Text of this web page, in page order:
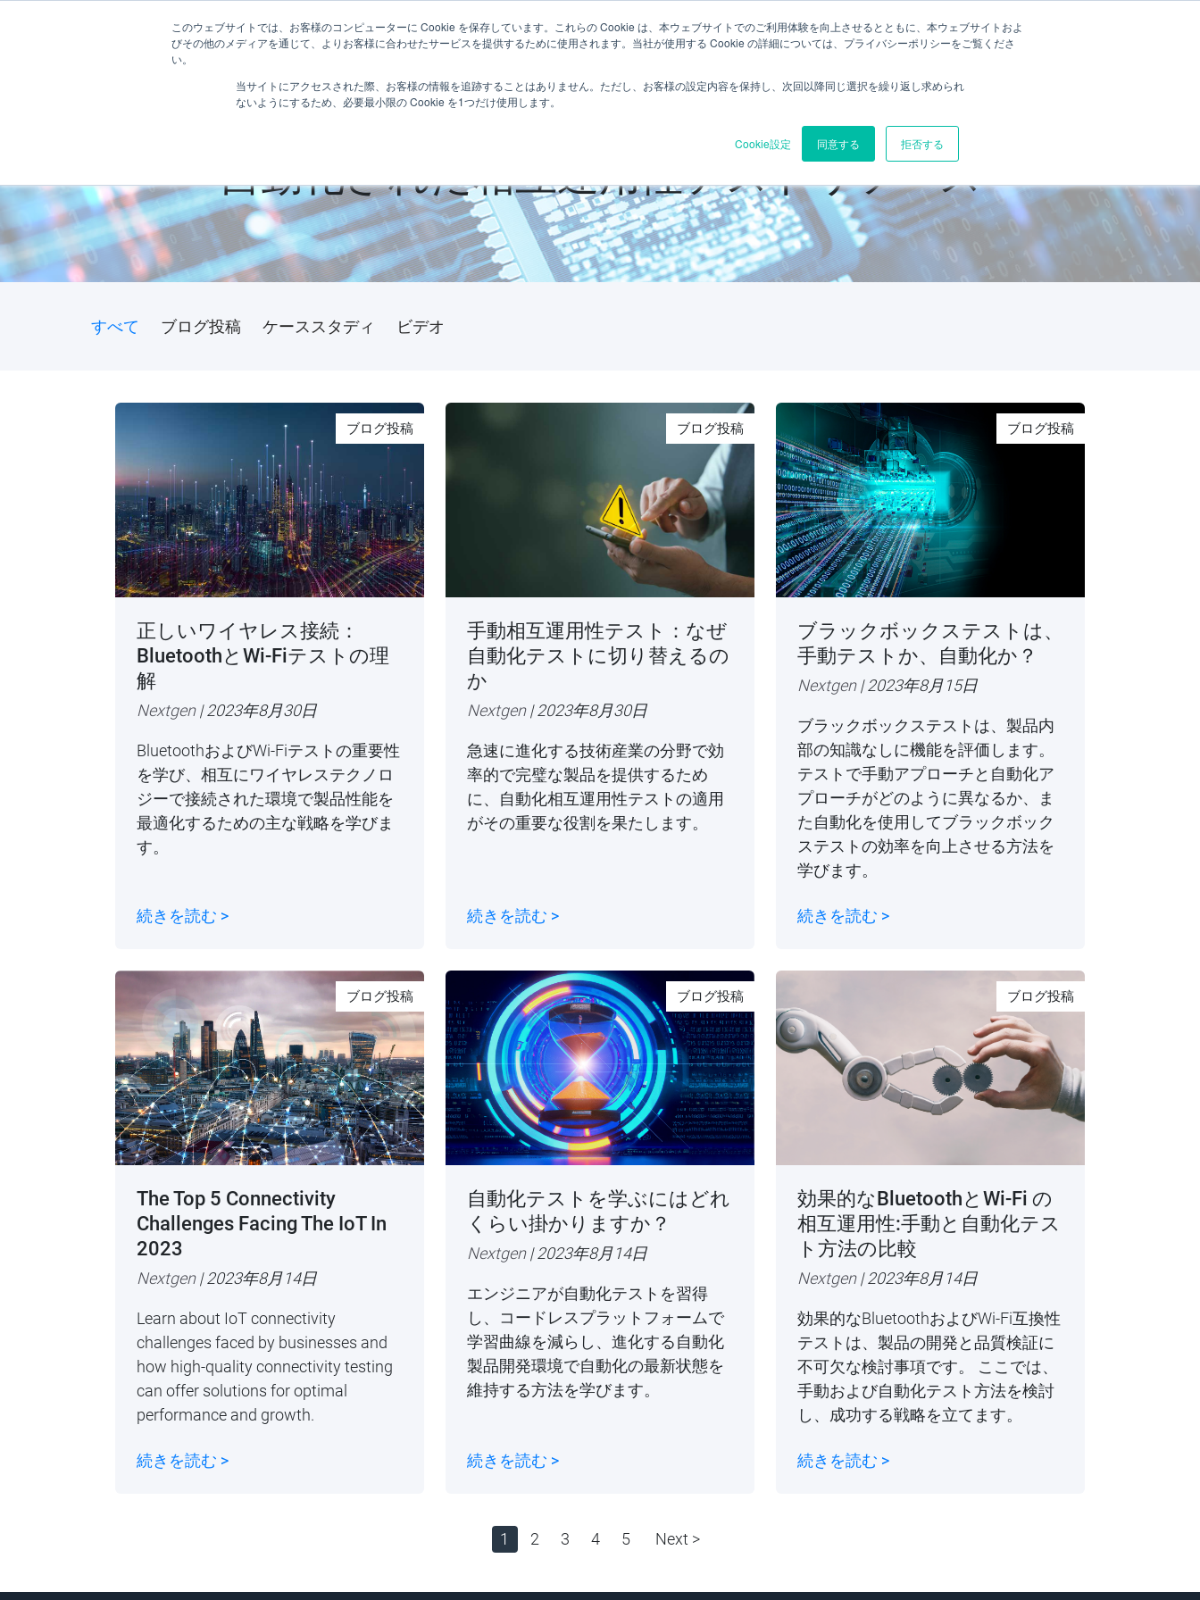
このウェブサイトでは、お客様のコンピューターに Cookie を保存しています。これらの Cookie は、本ウェブサイトでのご利用体験を向上させるとともに、本ウェブサイトおよ
びその他のメディアを通じて、よりお客様に合わせたサービスを提供するために使用されます。当社が使用する Cookie の詳細については、プライバシーポリシーをご覧くださ
い。
当サイトにアクセスされた際、お客様の情報を追跡することはありません。ただし、お客様の設定内容を保持し、次回以降同じ選択を繰り返し求められ
ないようにするため、必要最小限の Cookie を1つだけ使用します。
Cookie設定 同意する 拒否する
ホーム 製品&サービス インダストリー リソース 当社について お問い合わせ デモを予約
自動化された相互運用性テストリソース
すべて ブログ投稿 ケーススタディ ビデオ
ブログ投稿
正しいワイヤレス接続：
BluetoothとWi-Fiテストの理
解
Nextgen| 2023年8月30日
BluetoothおよびWi-Fiテストの重要性
を学び、相互にワイヤレステクノロ
ジーで接続された環境で製品性能を
最適化するための主な戦略を学びま
す。
続きを読む >
ブログ投稿
手動相互運用性テスト：なぜ
自動化テストに切り替えるの
か
Nextgen| 2023年8月30日
急速に進化する技術産業の分野で効
率的で完璧な製品を提供するため
に、自動化相互運用性テストの適用
がその重要な役割を果たします。
続きを読む >
ブログ投稿
ブラックボックステストは、
手動テストか、自動化か？
Nextgen| 2023年8月15日
ブラックボックステストは、製品内
部の知識なしに機能を評価します。
テストで手動アプローチと自動化ア
プローチがどのように異なるか、ま
た自動化を使用してブラックボック
ステストの効率を向上させる方法を
学びます。
続きを読む >
ブログ投稿
The Top 5 Connectivity
Challenges Facing The IoT In
2023
Nextgen| 2023年8月14日
Learn about IoT connectivity
challenges faced by businesses and
how high-quality connectivity testing
can offer solutions for optimal
performance and growth.
続きを読む >
ブログ投稿
自動化テストを学ぶにはどれ
くらい掛かりますか？
Nextgen| 2023年8月14日
エンジニアが自動化テストを習得
し、コードレスプラットフォームで
学習曲線を減らし、進化する自動化
製品開発環境で自動化の最新状態を
維持する方法を学びます。
続きを読む >
ブログ投稿
効果的なBluetoothとWi-Fi の
相互運用性:手動と自動化テス
ト方法の比較
Nextgen| 2023年8月14日
効果的なBluetoothおよびWi-Fi互換性
テストは、製品の開発と品質検証に
不可欠な検討事項です。 ここでは、
手動および自動化テスト方法を検討
し、成功する戦略を立てます。
続きを読む >
1 2 3 4 5 Next >